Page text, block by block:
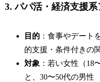
3. パパ活・経済支援系
目的 ：食事やデート
的支援・条件付きの
対象 ：若い女性（18
と、30〜50代の男性